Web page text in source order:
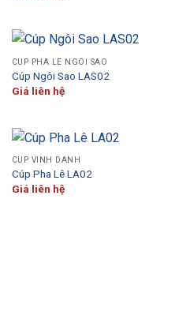
CÚP PHA LÊ NGÔI SAO
Cúp Ngôi Sao LAS02
Giá liên hệ
CÚP VINH DANH
Cúp Pha Lê LA02
Giá liên hệ